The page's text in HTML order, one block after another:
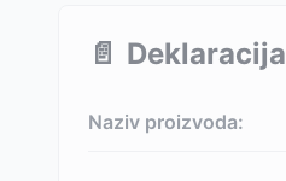
📄 Deklaracija
Naziv proizvoda: